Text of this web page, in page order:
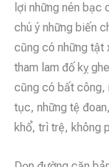
lợi những nén bạc
chú ý những biến
cũng có những tật
tham lam đố kỵ
cũng có bất công,
tục, những tệ
khổ, trì trệ, không